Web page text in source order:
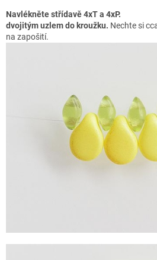
Navlékněte střídavě
dvojitým uzlem do kroužku. Nechte si
na zapošití.